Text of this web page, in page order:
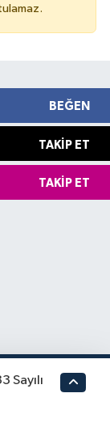
BEĞEN
TAKIP ET
TAKIP ET
Sayılı